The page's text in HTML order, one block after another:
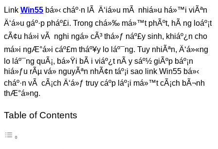
Link Win55 bá»‹ cháº·n lÃ Ä‘iá»u mÃ nhiá»u há»™i viÃªn
Ä‘á»u gáº·p pháº£i. Trong chá»‰ má»™t phÃºt, hÃ ng loáº¡t
cÃ¢u há»i vÃ nghi ngá» cÃ³ thá»ƒ náº£y sinh, khiáº¿n cho
má»i ngÆ°á»i cáº£m tháº¥y lo láº¯ng. Tuy nhiÃªn, Ä‘á»«ng
lo láº¯ng quÃ¡, bá»Ÿi bÃ i viáº¿t nÃ y sáº½ giÃºp báº¡n
hiá»ƒu rÃµ vá» nguyÃªn nhÃ¢n táº¡i sao link Win55 bá»‹
cháº·n vÃ cÃ¡ch Ä‘á»ƒ truy cáº­p láº¡i má»™t cÃ¡ch bÃ¬nh
thÆ°á»ng.
Table of Contents